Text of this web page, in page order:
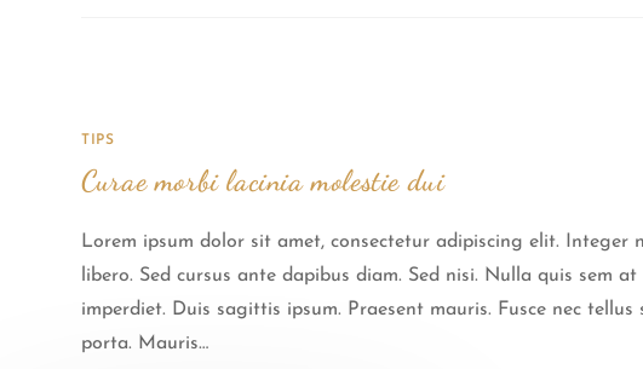
TIPS
Curae morbi lacinia molestie dui
Lorem ipsum dolor sit amet, consectetur adipiscing elit. Integer
libero. Sed cursus ante dapibus diam. Sed nisi. Nulla quis sem
imperdiet. Duis sagittis ipsum. Praesent mauris. Fusce nec tellus
porta. Mauris…